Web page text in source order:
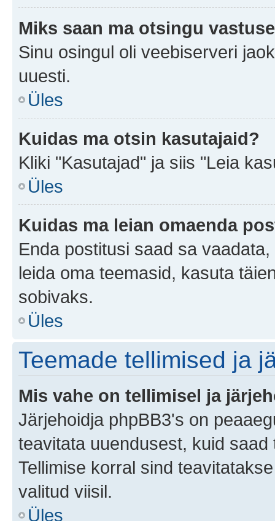
Miks saan ma otsingu
Sinu osingul oli veebiserveri
uuesti.
Üles
Kuidas ma otsin kasutajaid?
Kliki "Kasutajad" ja siis "Leia
Üles
Kuidas ma leian omaenda
Enda postitusi saad sa
leida oma teemasid, kasuta
sobivaks.
Üles
Teemade tellimised ja
Mis vahe on tellimisel ja
Järjehoidja phpBB3's on
teavitata uuendusest, kuid
Tellimise korral sind
valitud viisil.
Üles